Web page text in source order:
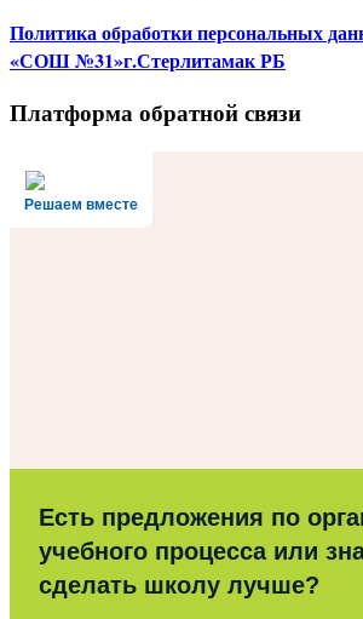
Политика обработки персональных
«СОШ №31»г.Стерлитамак РБ
Платформа обратной связи
Решаем вместе
Есть предложения по
учебного процесса или
сделать школу лучше?